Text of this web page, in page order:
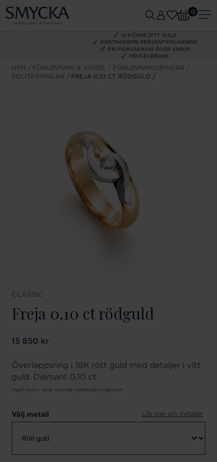
VI KÖPER DITT GULD
KOSTNADSFRI PRESENTINSLAGNING
FRI FÖRSÄKRING ÖVER 695KR
HEMLEVERANS
0
HEM FÖRLOVNING & VIGSEL
FÖRLOVNINGSRINGAR
SOLITÄRRINGAR
FREJA 0,10 CT RÖDGULD
CLASSIC
Freja 0,10 ct rödguld
Pris:15 850 kr
15 850 kr
Överlappsring i 18K rött guld med detaljer i vitt
guld. Diamant 0,10 ct.
Ingen bytes- eller returrätt på beställningsvaror.
Välj metall Läs mer om metaller